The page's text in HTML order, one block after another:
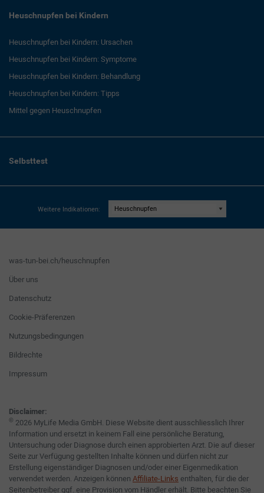
Heuschnupfen bei Kindern
Heuschnupfen bei Kindern: Ursachen
Heuschnupfen bei Kindern: Symptome
Heuschnupfen bei Kindern: Behandlung
Heuschnupfen bei Kindern: Tipps
Mittel gegen Heuschnupfen
Selbsttest
Weitere Indikationen:
was-tun-bei.ch/heuschnupfen
Über uns
Datenschutz
Cookie-Präferenzen
Nutzungsbedingungen
Bildrechte
Impressum
Disclaimer:
© 2026 MyLife Media GmbH. Diese Website dient ausschliesslich Ihrer
Information und ersetzt in keinem Fall eine persönliche Beratung,
Untersuchung oder Diagnose durch einen approbierten Arzt. Die auf dieser
Seite zur Verfügung gestellten Inhalte können und dürfen nicht zur
Erstellung eigenständiger Diagnosen und/oder einer Eigenmedikation
verwendet werden. Anzeigen können Affiliate-Links enthalten, für die der
Seitenbetreiber ggf. eine Provision vom Händler erhält. Bitte beachten Sie